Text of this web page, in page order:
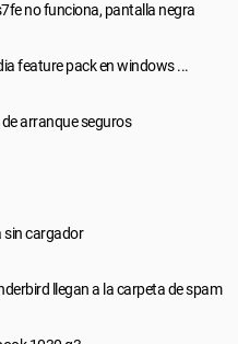
no funciona, pantalla negra
feature pack en windows ...
arranque seguros
sin cargador
llegan a la carpeta de spam